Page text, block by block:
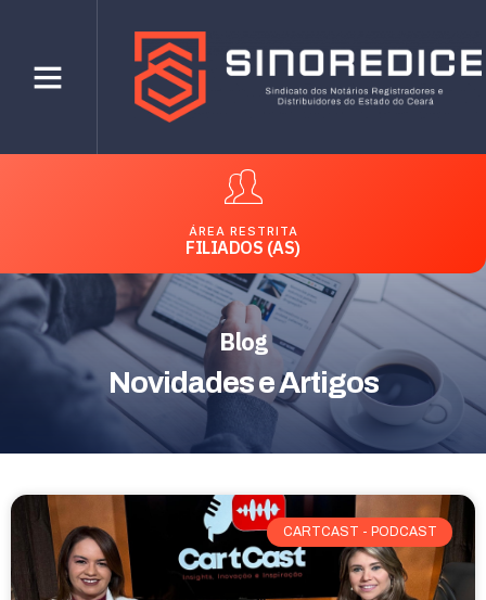
ÁREA RESTRITA
FILIADOS (AS)
Blog
Novidades e Artigos
CARTCAST - PODCAST